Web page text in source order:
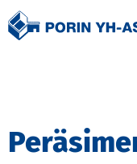
Etusivulle